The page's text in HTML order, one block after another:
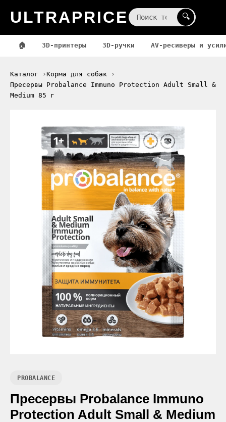
ULTRAPRICE 🔍
🏠 3D-принтеры 3D-ручки AV-ресиверы и
Каталог
Корма для собак
Пресервы Probalance Immuno Protection Adult Small &
Medium 85 г
PROBALANCE
Пресервы Probalance Immuno
Protection Adult Small & Medium